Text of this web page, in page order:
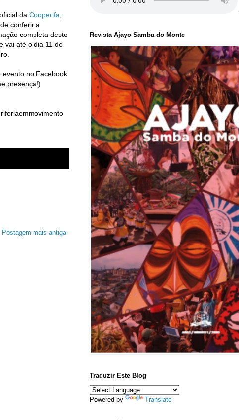
daCooperifa
conferir a
completa deste
vai até o dia 11 de
evento no Facebook
presença!)
Postagem mais antiga
Revista Ajayo Samba do Monte
Traduzir Este Blog
Powered by Translate